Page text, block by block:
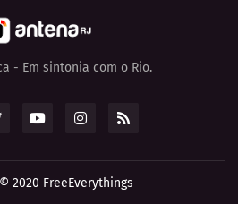
- Em sintonia com o Rio.
2020 FreeEverythings